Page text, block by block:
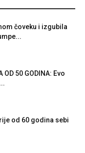
čoveku i izgubila
OD 50 GODINA: Evo
od 60 godina sebi